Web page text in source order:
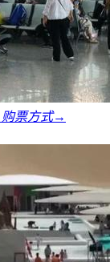
购票方式→